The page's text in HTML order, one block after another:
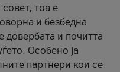
тоа е
и безбедна
довербата и почитта
Особено ја
партнери кои се